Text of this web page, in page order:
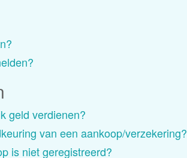
geld verdienen?
van een aankoop/verzekering?
is niet geregistreerd?